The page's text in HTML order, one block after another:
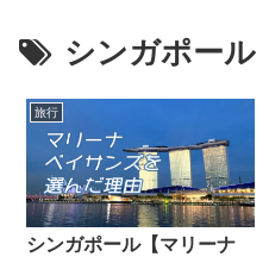
シンガポール
旅行
シンガポール【マリーナ